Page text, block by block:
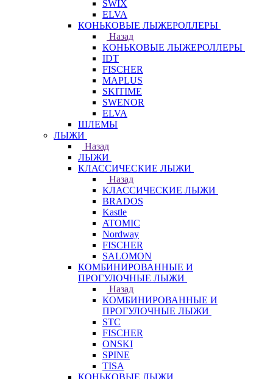
SWIX
ELVA
КОНЬКОВЫЕ ЛЫЖЕРОЛЛЕРЫ
Назад
КОНЬКОВЫЕ ЛЫЖЕРОЛЛЕРЫ
IDT
FISCHER
MAPLUS
SKITIME
SWENOR
ELVA
ШЛЕМЫ
ЛЫЖИ
Назад
ЛЫЖИ
КЛАССИЧЕСКИЕ ЛЫЖИ
Назад
КЛАССИЧЕСКИЕ ЛЫЖИ
BRADOS
Kastle
ATOMIC
Nordway
FISCHER
SALOMON
КОМБИНИРОВАННЫЕ И
ПРОГУЛОЧНЫЕ ЛЫЖИ
Назад
КОМБИНИРОВАННЫЕ И
ПРОГУЛОЧНЫЕ ЛЫЖИ
STC
FISCHER
ONSKI
SPINE
TISA
КОНЬКОВЫЕ ЛЫЖИ